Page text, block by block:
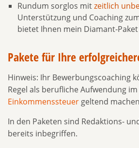
Rundum sorglos mitzeitlich
Unterstützung und Coaching
bietet Ihnen mein Diamant-
Pakete für Ihre
Hinweis: Ihr Bewerbungscoaching
Regel als berufliche Aufwendung
Einkommenssteuer geltend
In den Paketen sind Redaktions-
bereits inbegriffen.